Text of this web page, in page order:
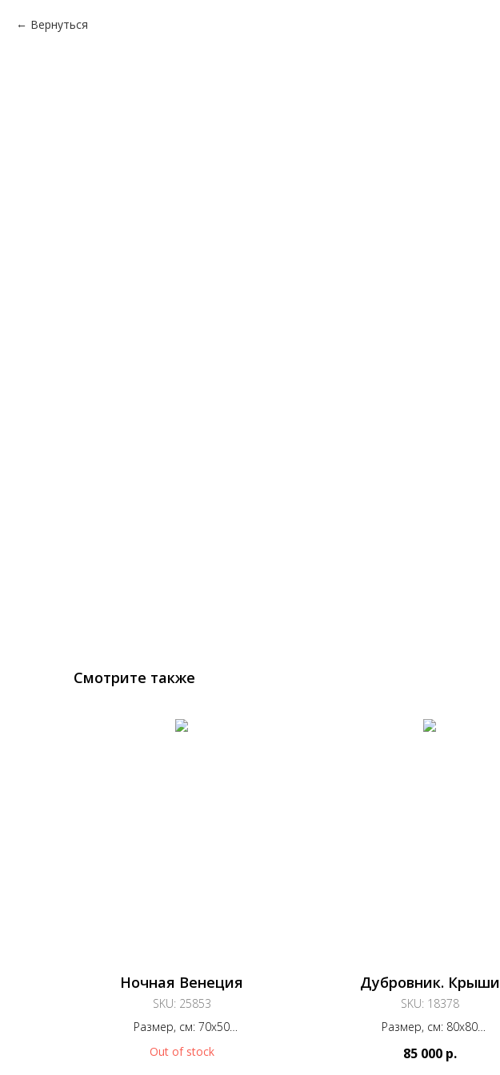
Вернуться
Смотрите также
Ночная Венеция
SKU: 25853
Размер, см: 70х50
Материал, техника: холст, масло
Год создания: 2025
Out of stock
Дубровник. Крыши
SKU: 18378
Размер, см: 80х80
Год создания: 2018
85 000 р.